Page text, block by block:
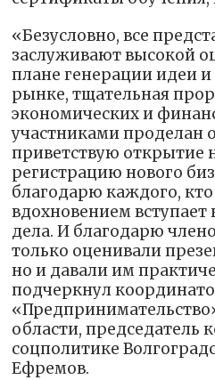
«Безусловно, все
заслуживают высокой
плане генерации идеи
рынке, тщательная
экономических и
участниками проделан
приветствую открытие
регистрацию нового
благодарю каждого,
вдохновением вступает
дела. И благодарю
только оценивали
но и давали им
подчеркнул
области, председатель
соцполитике
Ефремов.